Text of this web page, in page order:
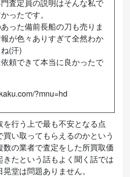
査定員の説明はそんな私で
ったです。
った備前長船の刀も売りま
が色々ありすぎて全然わか
(汗)
頼できて本当に良かったで
?mnu=hd
行う上で最も不安となる点
い取ってもらえるのかという
数の業者で査定をした所買取価
たという話もよく聞く話では
堂は問題ありません。